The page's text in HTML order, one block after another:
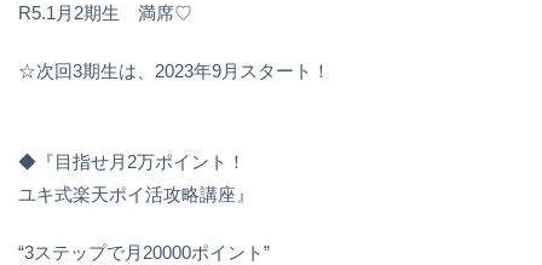
R5.1月2期生 満席♡
☆次回3期生は、2023年9月スタート！
◆『目指せ月2万ポイント！
ユキ式楽天ポイ活攻略講座』
“3ステップで月20000ポイント”